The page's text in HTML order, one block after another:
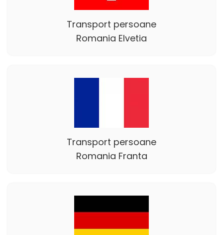
Transport persoane
Romania Elvetia
Transport persoane
Romania Franta